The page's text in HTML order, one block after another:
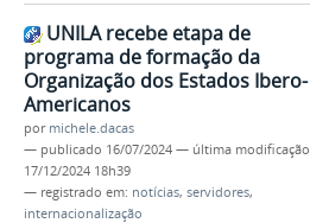
UNILA recebe etapa de
programa de formação da
Organização dos Estados Ibero-
Americanos
por michele.dacas
— publicado 16/07/2024 — última modificação
17/12/2024 18h39
— registrado em: notícias, servidores,
internacionalização